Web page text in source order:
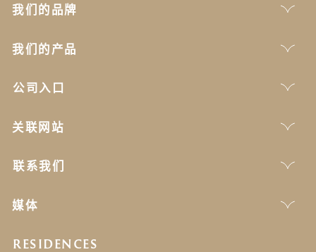
我们的品牌
我们的产品
公司入口
关联网站
联系我们
媒体
RESIDENCES